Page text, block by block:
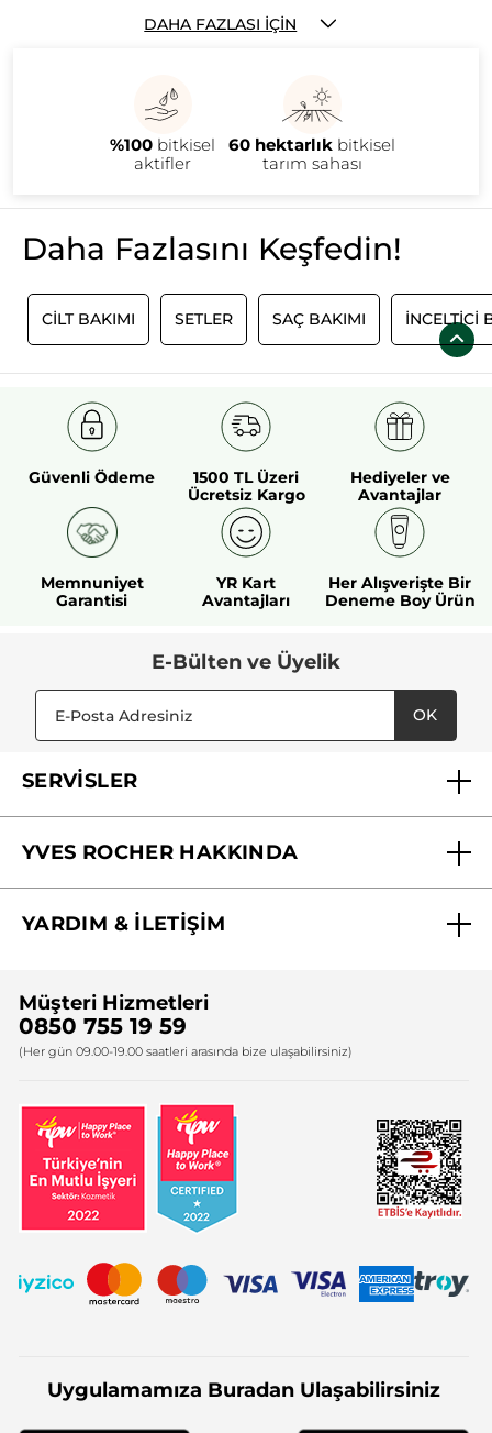
DAHA FAZLASI İÇIN
%100 bitkisel
aktifler
60 hektarlık bitkisel
tarım sahası
Daha Fazlasını Keşfedin!
CİLT BAKIMI SETLER SAÇ BAKIMI İNCELTİCİ
Güvenli Ödeme
1500 TL Üzeri
Ücretsiz Kargo
Hediyeler ve
Avantajlar
Memnuniyet
Garantisi
YR Kart
Avantajları
Her Alışverişte Bir
Deneme Boy Ürün
E-Bülten ve Üyelik
OK
SERVİSLER
YVES ROCHER HAKKINDA
Yves Rocher Vakfı
YARDIM & İLETİŞİM
Bize Ulaşın
Firma Bilgileri
Müşteri Hizmetleri
0850 755 19 59
(Her gün 09.00-19.00 saatleri arasında bize ulaşabilirsiniz)
Uygulamamıza Buradan Ulaşabilirsiniz